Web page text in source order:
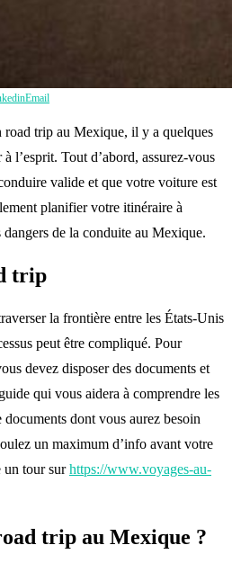
Email
road trip au Mexique, il y a quelques
l’esprit. Tout d’abord, assurez-vous
valide et que votre voiture est
planifier votre itinéraire à
dangers de la conduite au Mexique.
trip
la frontière entre les États-Unis
peut être compliqué. Pour
devez disposer des documents et
qui vous aidera à comprendre les
dont vous aurez besoin
un maximum d’info avant votre
un tour surhttps://www.voyages-au-
trip au Mexique ?